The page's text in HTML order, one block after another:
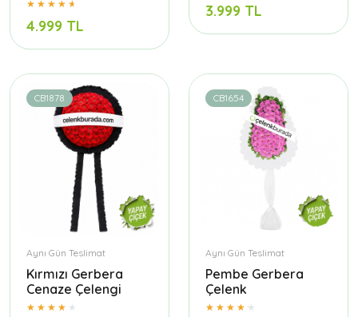
4.999 TL
3.999 TL
CB1878
Aynı Gün Teslimat
Kırmızı Gerbera
Cenaze Çelengi
CB1654
Aynı Gün Teslimat
Pembe Gerbera
Çelenk